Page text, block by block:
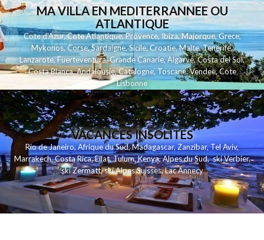
MA VILLA EN MEDITERRANNEE OU
ATLANTIQUE
Cote d'Azur,Cote Atlantique,Provence,Ibiza,Majorque,Grece,
Mykonos,Corse,Sardaigne,Sicile,Croatie,Malte,Tenerife,
Lanzarote,Fuerteventura,Grande Canarie,Algarve,Costa del Sol,
Costa Blanca,Andalousie,Catalogne,Toscane,Vendee,Cote
Lisbonne
VACANCES INSOLITES
Rio de Janeiro,Afrique du Sud,Madagascar,Zanzibar,Tel Aviv,
Marrakech,Costa Rica,Eilat,Tulum,Kenya,Alpes du Sud,ski Verbier,
ski Zermatt,ski Alpes Suisses,Lac Annecy